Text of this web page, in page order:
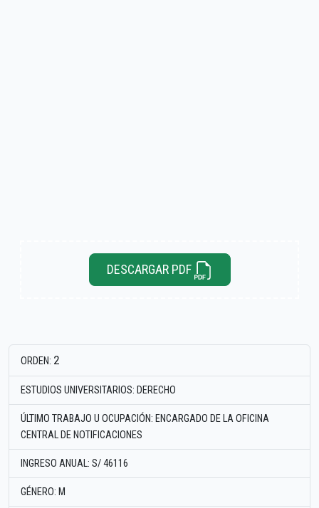
DESCARGAR PDF
ORDEN: 2
ESTUDIOS UNIVERSITARIOS: DERECHO
ÚLTIMO TRABAJO U OCUPACIÓN: ENCARGADO DE LA OFICINA
CENTRAL DE NOTIFICACIONES
INGRESO ANUAL: S/ 46116
GÉNERO: M